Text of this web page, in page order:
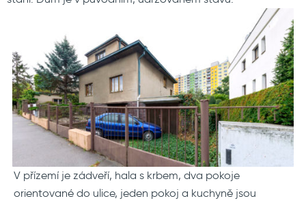
V přízemí je zádveří, hala s krbem, dva pokoje
orientované do ulice, jeden pokoj a kuchyně jsou